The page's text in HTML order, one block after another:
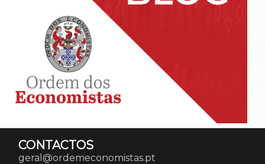
CONTACTOS
geral@ordemeconomistas.pt